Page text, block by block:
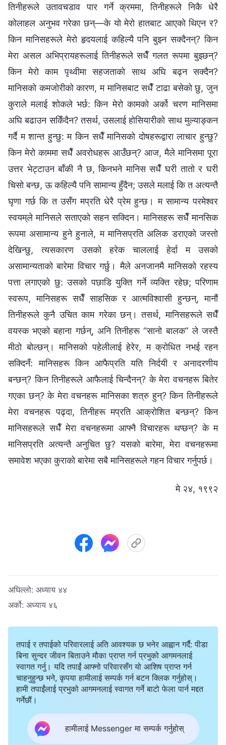
तिनीहरूले उतावचडाव पार गर्ने क्रममा, तिनीहरूले निकै धेरै
कोलाहल अनुभव गरेका छन्—के यो मेरो हातबाट आएको थिएन र?
किन मानिसहरूले मेरो हृदयलाई कहिल्यै पनि बुझ्‍न सक्दैनन्? किन
मेरा असल अभिप्रायहरूलाई तिनीहरूले सधैँ गलत रूपमा बुझ्छन्?
किन मेरो काम पृथ्वीमा सहजताको साथ अघि बढ्न सक्दैन?
मानिसको कमजोरीको कारण, म मानिसबाट सधैँ टाढा बसेको छु, जुन
कुराले मलाई शोकले भर्छ: किन मेरो कामको अर्को चरण मानिसमा
अघि बढाउन सकिँदैन? तसर्थ, उसलाई होसियारीको साथ मुल्याङ्कन
गर्दै म शान्त हुन्छु: म किन सधैँ मानिसको दोषहरूद्वारा लाचार हुन्छु?
किन मेरो काममा सधैँ अवरोधहरू आउँछन्? आज, मैले मानिसमा पूरा
उत्तर भेट्टाउन बाँकी नै छ, किनभने मानिस सधैँ घरी तातो र घरी
चिसो बन्छ, ऊ कहिल्यै पनि सामान्य हुँदैन; उसले मलाई कि त अत्यन्तै
घृणा गर्छ कि त उसँग मप्रति धेरै प्रेम हुन्छ। म सामान्य परमेश्‍वर
स्‍वयम्‌ले मानिसले सताएको सहन सक्दिन। मानिसहरू सधैँ मानसिक
रूपमा असामान्य हुने हुनाले, म मानिसप्रति अलिक डराएको जस्तो
देखिन्छु, त्यसकारण उसको हरेक चाललाई हेर्दा म उसको
असामान्यताको बारेमा विचार गर्छु। मैले अनजानमै मानिसको रहस्य
पत्ता लगाएको छु: उसको पछाडि युक्ति गर्ने व्यक्ति रहेछ; परिणाम
स्वरूप, मानिसहरू सधैँ साहसिक र आत्मविश्‍वासी हुन्छन्, मानौं
तिनीहरूले कुनै उचित काम गरेका छन्। तसर्थ, मानिसहरूले सधैँ
वयस्क भएको बहाना गर्छन्, अनि तिनीहरू “सानो बालक” ले जस्तै
मीठो बोल्छन्। मानिसको पहेलीलाई हेरेर, म क्रोधित नभई रहन
सक्दिनँ: मानिसहरू किन आफैप्रति यति निर्दयी र अनादरणीय
बन्छन्? किन तिनीहरूले आफैलाई चिन्दैनन्? के मेरा वचनहरू बितेर
गएका छन्? के मेरा वचनहरू मानिसका शत्रु हुन्? किन तिनीहरूले
मेरा वचनहरू पढ्दा, तिनीहरू मप्रति आक्रोशित बन्छन्? किन
मानिसहरूले सधैँ मेरा वचनहरूमा आफ्‍नै विचारहरू थप्छन्? के म
मानिसप्रति अत्यन्तै अनुचित छु? यसको बारेमा, मेरा वचनहरूमा
समावेश भएका कुराको बारेमा सबै मानिसहरूले गहन विचार गर्नुपर्छ।
मे २४, १९९२
अघिल्लो: अध्याय ४४
अर्को: अध्याय ४६
तपाई र तपाईको परिवारलाई अति आवश्यक छ भनेर आह्वान गर्दै: पीडा
बिना सुन्दर जीवन बिताउने मौका प्राप्त गर्न प्रभुको आगमनलाई
स्वागत गर्नु। यदि तपाईं आफ्नो परिवारसँग यो आशिष प्राप्त गर्न
चाहनुहुन्छ भने, कृपया हामीलाई सम्पर्क गर्न बटन क्लिक गर्नुहोस्।
हामी तपाईंलाई प्रभुको आगमनलाई स्वागत गर्ने बाटो फेला पार्न मद्दत
गर्नेछौं।
हामीलाई Messenger मा सम्पर्क गर्नुहोस्